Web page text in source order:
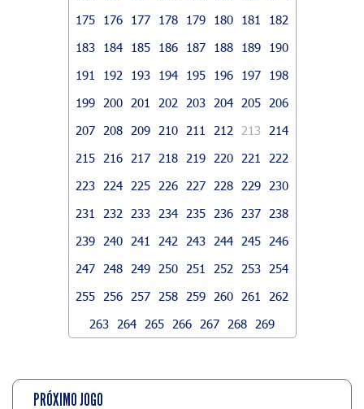
175
176 177 178 179 180 181
182
183
184 185 186 187 188 189
190
191
192 193 194 195 196 197
198
199
200 201 202 203 204 205
206
207
208 209 210 211 212 213
214
215
216 217 218 219 220 221
222
223
224 225 226 227 228 229
230
231
232 233 234 235 236 237
238
239
240 241 242 243 244 245
246
247
248 249 250 251 252 253
254
255
256 257 258 259 260 261
262
263
264 265 266 267 268 269
PRÓXIMO JOGO